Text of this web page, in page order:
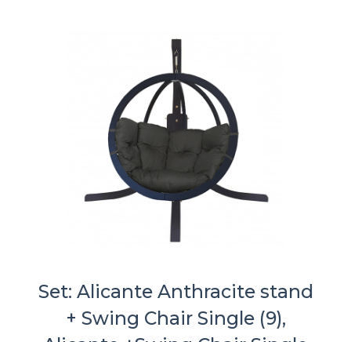
Set: Alicante Anthracite stand
+ Swing Chair Single (9),